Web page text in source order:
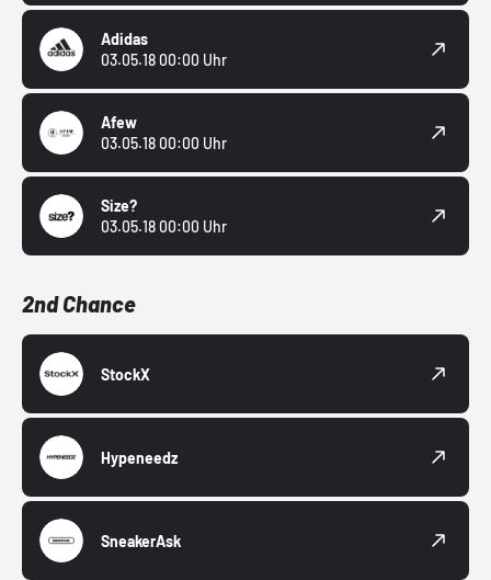
Adidas
03.05.18 00:00 Uhr
Afew
03.05.18 00:00 Uhr
Size?
03.05.18 00:00 Uhr
2nd Chance
StockX
Hypeneedz
SneakerAsk